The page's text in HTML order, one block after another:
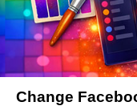
Change